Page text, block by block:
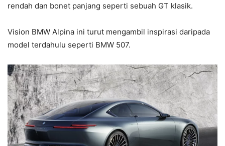
rendah dan bonet panjang seperti sebuah GT klasik.
Vision BMW Alpina ini turut mengambil inspirasi daripada
model terdahulu seperti BMW 507.